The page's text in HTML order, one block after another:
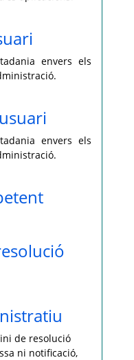
envers els
envers els
de resolució
ni notificació,